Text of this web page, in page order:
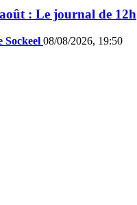
: Le journal de 12h
Sockeel 08/08/2026, 19:50